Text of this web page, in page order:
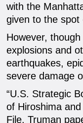
with the
given to the spot
However,
explosions and
earthquakes,
severe damage
“U.S. Strategic
of Hiroshima
File, Truman